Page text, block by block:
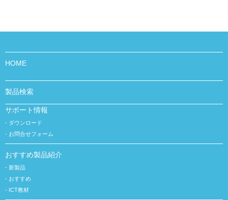
HOME
製品検索
サポート情報
ダウンロード
お問合せフォーム
おすすめ製品紹介
新製品
おすすめ
ICT教材